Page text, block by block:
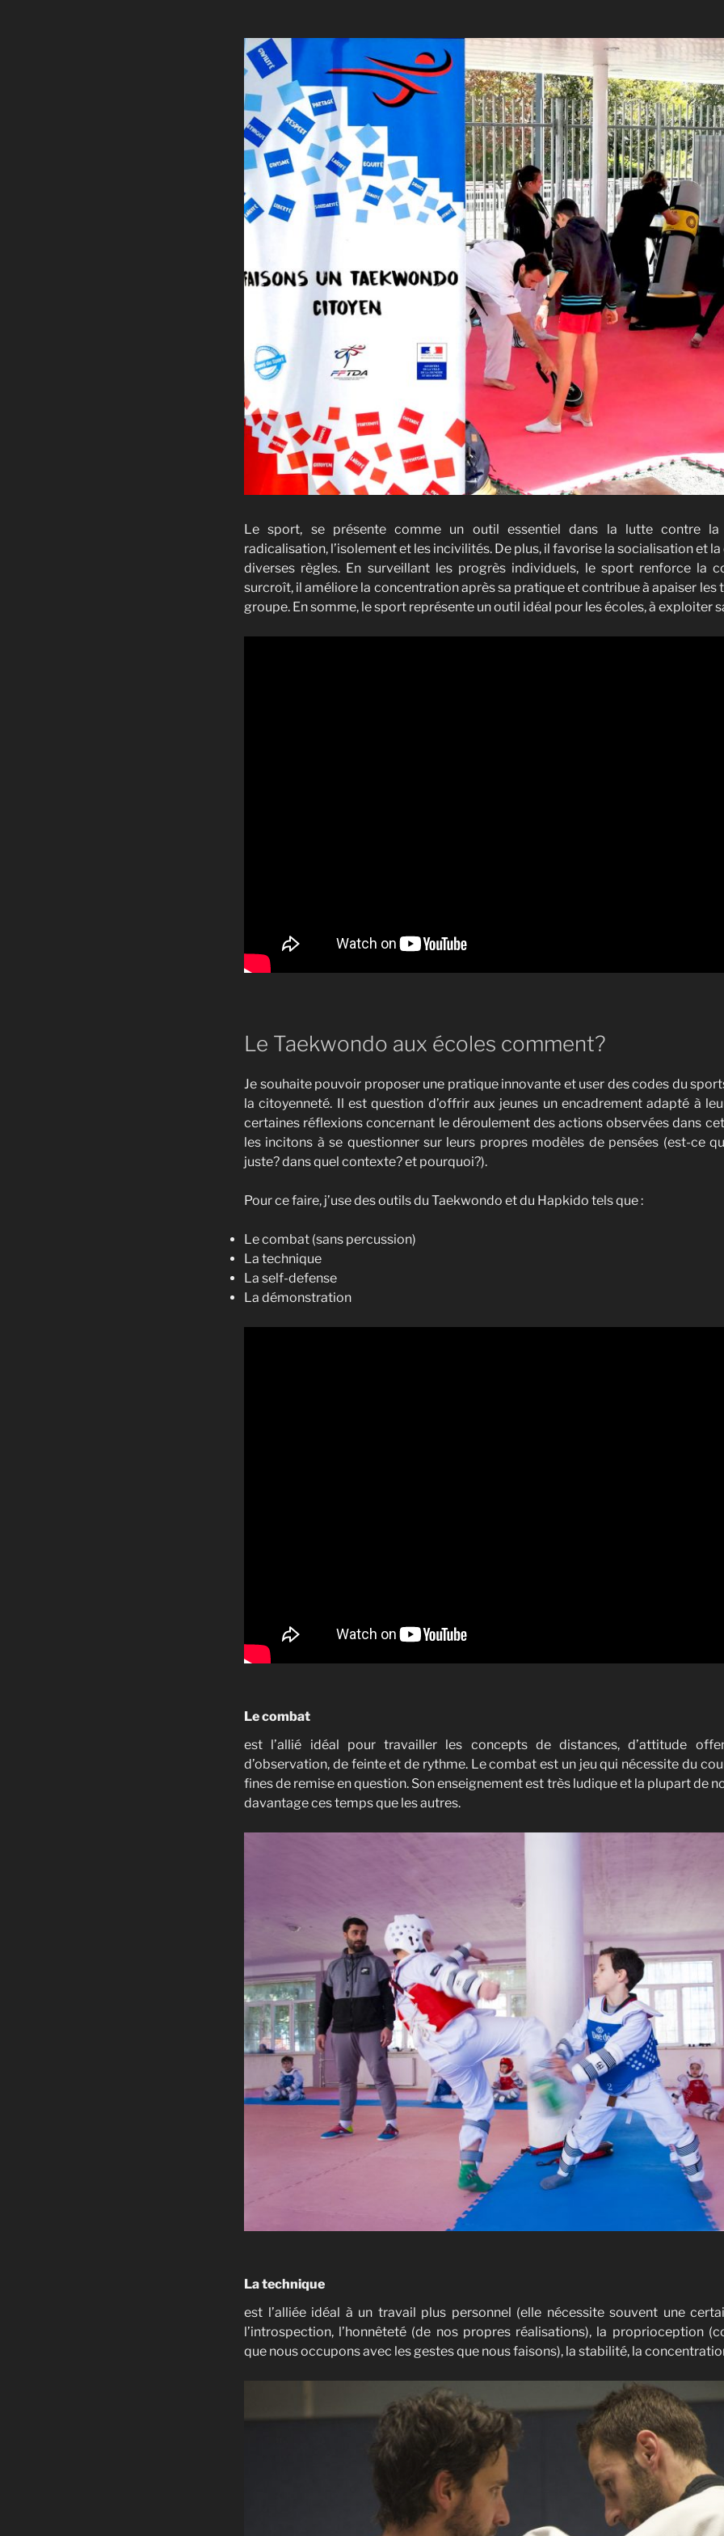
Le sport, se présente comme un outil essentiel dans la lutte contre la
radicalisation, l’isolement et les incivilités. De plus, il favorise la socialisation et
diverses règles. En surveillant les progrès individuels, le sport renforce la
surcroît, il améliore la concentration après sa pratique et contribue à apaiser les
groupe. En somme, le sport représente un outil idéal pour les écoles, à exploiter
Le Taekwondo aux écoles comment?
Je souhaite pouvoir proposer une pratique innovante et user des codes du
la citoyenneté. Il est question d’offrir aux jeunes un encadrement adapté à
certaines réflexions concernant le déroulement des actions observées dans
les incitons à se questionner sur leurs propres modèles de pensées (est-ce
juste? dans quel contexte? et pourquoi?).
Pour ce faire, j’use des outils du Taekwondo et du Hapkido tels que :
Le combat (sans percussion)
La technique
La self-defense
La démonstration
Le combat
est l’allié idéal pour travailler les concepts de distances, d’attitude
d’observation, de feinte et de rythme. Le combat est un jeu qui nécessite du
fines de remise en question. Son enseignement est très ludique et la plupart de
davantage ces temps que les autres.
La technique
est l’alliée idéal à un travail plus personnel (elle nécessite souvent une
l’introspection, l’honnêteté (de nos propres réalisations), la proprioception
que nous occupons avec les gestes que nous faisons), la stabilité, la